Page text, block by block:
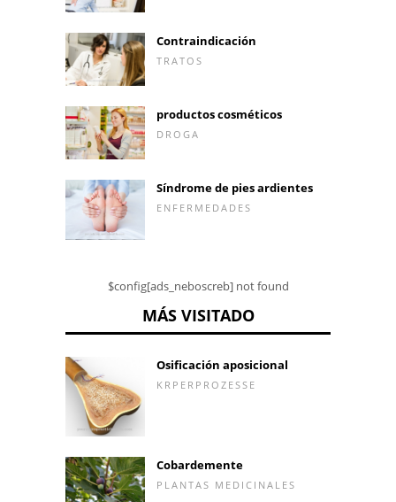
Contraindicación
TRATOS
productos cosméticos
DROGA
Síndrome de pies ardientes
ENFERMEDADES
$config[ads_neboscreb] not found
MÁS VISITADO
Osificación aposicional
KRPERPROZESSE
Cobardemente
PLANTAS MEDICINALES